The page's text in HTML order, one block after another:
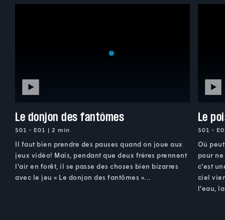
Le donjon des fantômes
S01 • E01 | 2 min
Il faut bien prendre des pauses quand on joue aux
jeux vidéo! Mais, pendant que deux frères prennent
l'air en forêt, il se passe des choses bien bizarres
avec le jeu « Le donjon des fantômes »...
Le
S01 •
Où
pour
c'est
ciel
l'eau,